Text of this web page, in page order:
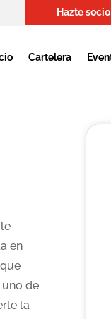
Hazte socio
Cartelera
en
de
la